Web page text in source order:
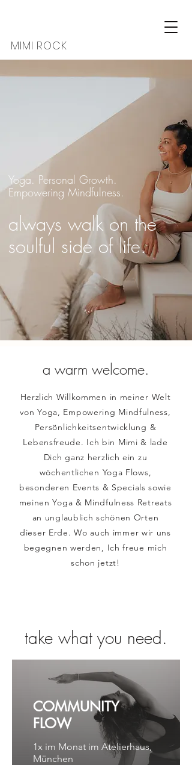
MIMI ROCK
Yoga. Personal Growth.
Empowering Mindfulness.
always walk on the
soulful side of life.
a warm welcome.
Herzlich Willkommen in meiner Welt
von Yoga, Empowering Mindfulness,
Persönlichkeitsentwicklung &
Lebensfreude. Ich bin Mimi & lade
Dich ganz herzlich ein zu
wöchentlichen Yoga Flows,
besonderen Events & Specials sowie
meinen Yoga & Mindfulness Retreats
an unglaublich schönen Orten
dieser Erde. Wo auch immer wir uns
begegnen werden, Ich freue mich
schon jetzt!
take what you need.
COMMUNITY
FLOW
1x im Monat im Atelierhaus,
München